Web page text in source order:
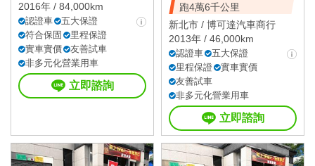
2016年 / 84,000km
認證車
五大保證
符合保固
里程保證
實車實價
友善試車
非多元化營業用車
立即諮詢
跑4萬6千公里
新北市 / 博可達汽車商行
2013年 / 46,000km
認證車
五大保證
里程保證
實車實價
友善試車
非多元化營業用車
立即諮詢